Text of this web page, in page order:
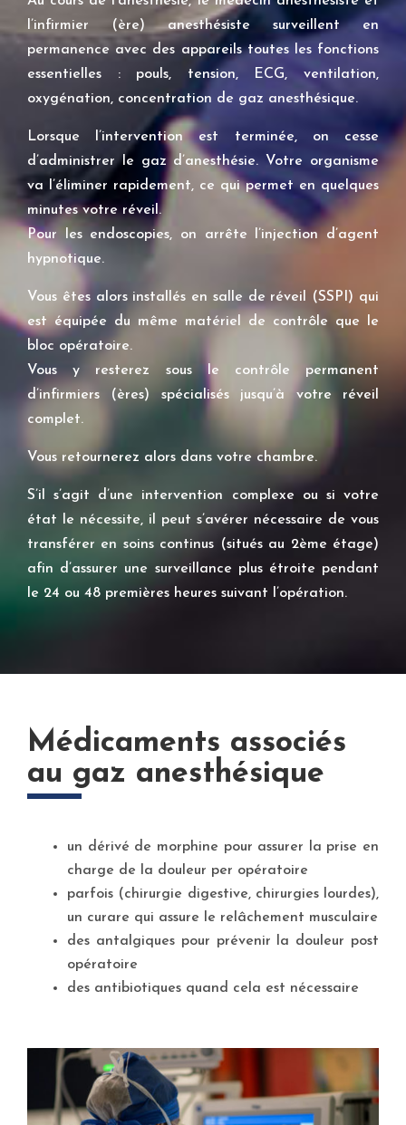
l’infirmier (ère) anesthésiste surveillent en
permanence avec des appareils toutes les fonctions
essentielles : pouls, tension, ECG, ventilation,
oxygénation, concentration de gaz anesthésique.
Lorsque l’intervention est terminée, on cesse
d’administrer le gaz d’anesthésie. Votre organisme
va l’éliminer rapidement, ce qui permet en quelques
minutes votre réveil.
Pour les endoscopies, on arrête l’injection d’agent
hypnotique.
Vous êtes alors installés en salle de réveil (SSPI) qui
est équipée du même matériel de contrôle que le
bloc opératoire.
Vous y resterez sous le contrôle permanent
d’infirmiers (ères) spécialisés jusqu’à votre réveil
complet.
Vous retournerez alors dans votre chambre.
S’il s’agit d’une intervention complexe ou si votre
état le nécessite, il peut s’avérer nécessaire de vous
transférer en soins continus (situés au 2ème étage)
afin d’assurer une surveillance plus étroite pendant
le 24 ou 48 premières heures suivant l’opération.
Médicaments associés
au gaz anesthésique
un dérivé de morphine pour assurer la prise en
charge de la douleur per opératoire
parfois (chirurgie digestive, chirurgies lourdes),
un curare qui assure le relâchement musculaire
des antalgiques pour prévenir la douleur post
opératoire
des antibiotiques quand cela est nécessaire